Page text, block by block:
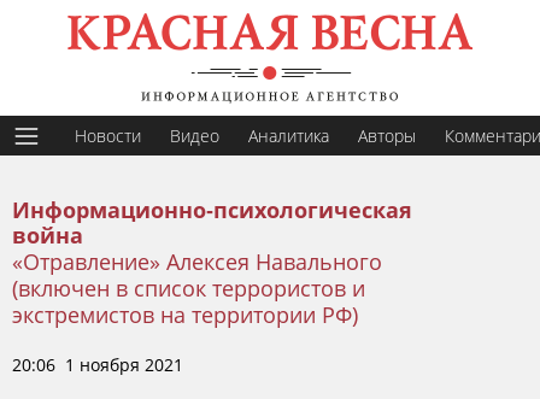
Новости Видео Аналитика Авторы
Информационно-психологическая
война
«Отравление» Алексея Навального
(включен в список террористов и
экстремистов на территории РФ)
20:06 1 ноября 2021